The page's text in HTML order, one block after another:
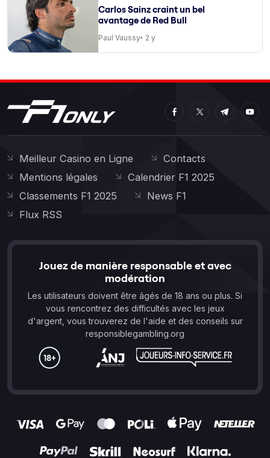
Carlos Sainz craint un bel
avantage de Red Bull
Paul Vaussy 2 y
Meilleur Casino en Ligne
Contacts
Mentions légales
Calendrier F1 2025
Classements F1 2025
News F1
Flux RSS
Jouez de manière responsable et avec
modération
Les utilisateurs doivent être âgés de 18 ans ou plus. Si
vous rencontrez des difficultés avec les jeux
d'argent, vous trouverez de l'aide et des conseils sur
responsiblegambling.org